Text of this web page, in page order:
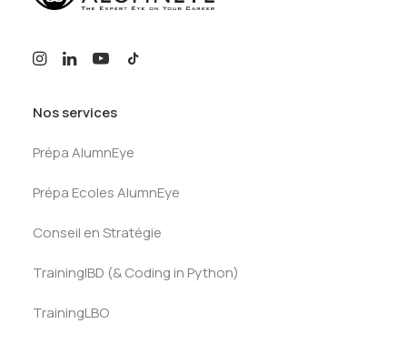
Nos services
Prépa AlumnEye
Prépa Ecoles AlumnEye
Conseil en Stratégie
TrainingIBD (& Coding in Python)
TrainingLBO